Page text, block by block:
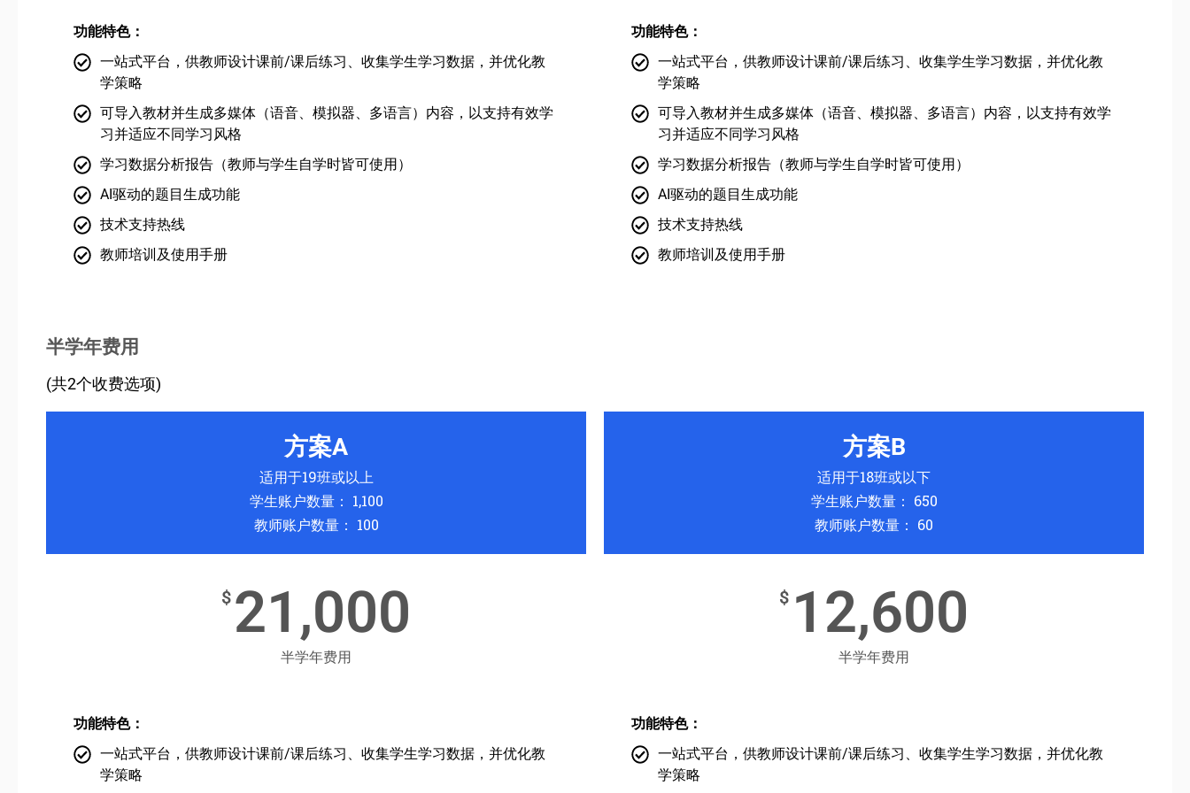
功能特色：
一站式平台，供教师设计课前/课后练习、收集学生学习数据，并优化教
学策略
可导入教材并生成多媒体（语音、模拟器、多语言）内容，以支持有效学
习并适应不同学习风格
学习数据分析报告（教师与学生自学时皆可使用）
AI驱动的题目生成功能
技术支持热线
教师培训及使用手册
功能特色：
一站式平台，供教师设计课前/课后练习、收集学生学习数据，并优化教
学策略
可导入教材并生成多媒体（语音、模拟器、多语言）内容，以支持有效学
习并适应不同学习风格
学习数据分析报告（教师与学生自学时皆可使用）
AI驱动的题目生成功能
技术支持热线
教师培训及使用手册
半学年费用
(共2个收费选项)
方案A
适用于19班或以上
学生账户数量： 1,100
教师账户数量： 100
$ 21,000
半学年费用
功能特色：
一站式平台，供教师设计课前/课后练习、收集学生学习数据，并优化教
学策略
方案B
适用于18班或以下
学生账户数量： 650
教师账户数量： 60
$ 12,600
半学年费用
功能特色：
一站式平台，供教师设计课前/课后练习、收集学生学习数据，并优化教
学策略